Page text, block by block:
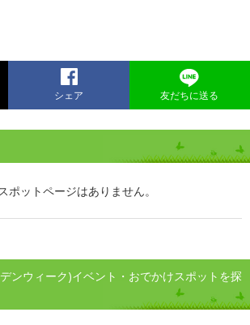
シェア 友だちに送る
ポットページはありません。
ンウィーク)イベント・おでかけスポットを探